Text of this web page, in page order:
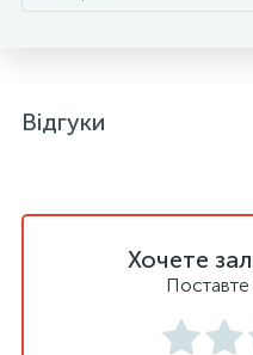
Відгуки
Хочете